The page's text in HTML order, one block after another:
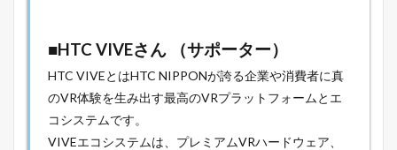
■HTC VIVEさん （サポーター）
HTC VIVEとはHTC NIPPONが誇る企業や消費者に真
のVR体験を生み出す最高のVRプラットフォームとエ
コシステムです。
VIVEエコシステムは、プレミアムVRハードウェア、